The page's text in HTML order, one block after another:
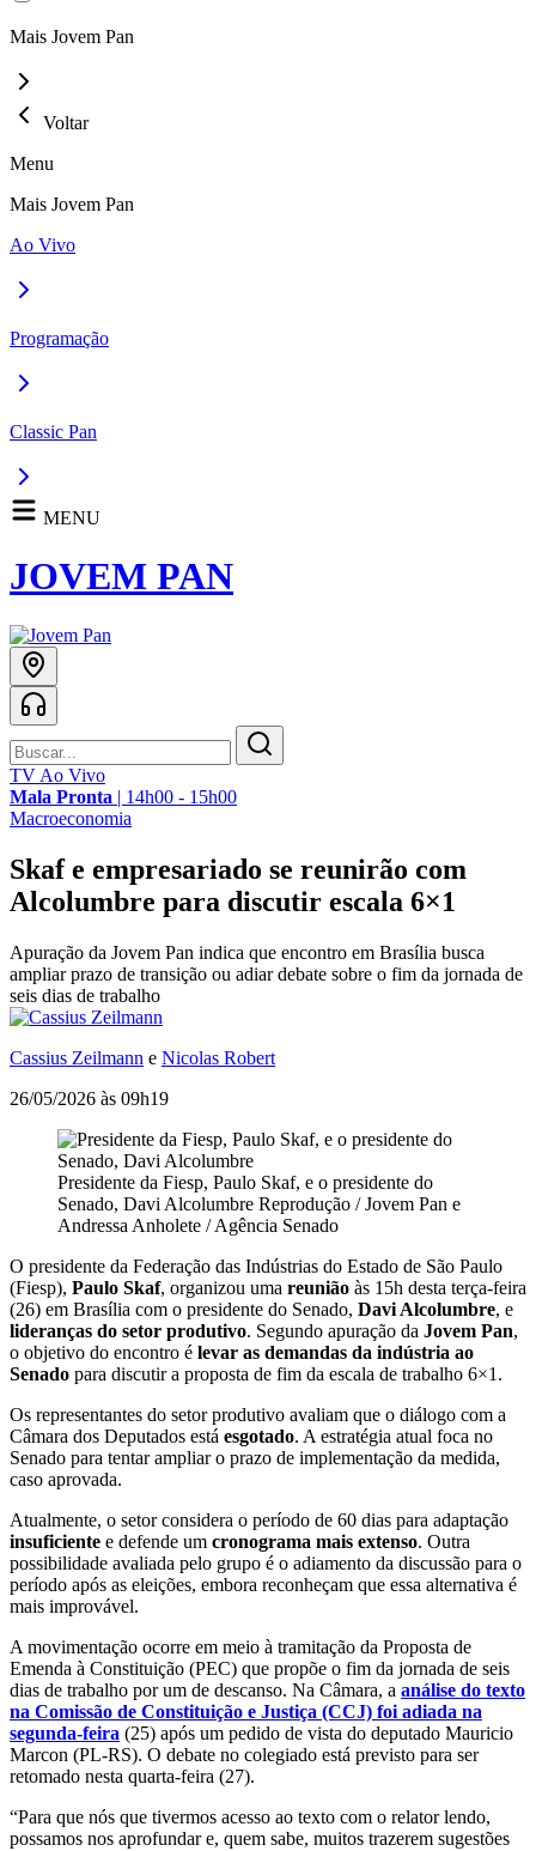
Mais Jovem Pan
Voltar
Menu
Mais Jovem Pan
Ao Vivo
Programação
Classic Pan
MENU
JOVEM PAN
TV Ao Vivo
Mala Pronta | 14h00 - 15h00
Macroeconomia
Skaf e empresariado se reunirão com
Alcolumbre para discutir escala 6×1
Apuração da Jovem Pan indica que encontro em Brasília busca
ampliar prazo de transição ou adiar debate sobre o fim da jornada de
seis dias de trabalho
Cassius Zeilmann e Nicolas Robert
26/05/2026 às 09h19
Presidente da Fiesp, Paulo Skaf, e o presidente do
Senado, Davi Alcolumbre Reprodução / Jovem Pan e
Andressa Anholete / Agência Senado
O presidente da Federação das Indústrias do Estado de São Paulo
(Fiesp), Paulo Skaf, organizou uma reunião às 15h desta terça-feira
(26) em Brasília com o presidente do Senado, Davi Alcolumbre, e
lideranças do setor produtivo. Segundo apuração da Jovem Pan,
o objetivo do encontro é levar as demandas da indústria ao
Senado para discutir a proposta de fim da escala de trabalho 6×1.
Os representantes do setor produtivo avaliam que o diálogo com a
Câmara dos Deputados está esgotado. A estratégia atual foca no
Senado para tentar ampliar o prazo de implementação da medida,
caso aprovada.
Atualmente, o setor considera o período de 60 dias para adaptação
insuficiente e defende um cronograma mais extenso. Outra
possibilidade avaliada pelo grupo é o adiamento da discussão para o
período após as eleições, embora reconheçam que essa alternativa é
mais improvável.
A movimentação ocorre em meio à tramitação da Proposta de
Emenda à Constituição (PEC) que propõe o fim da jornada de seis
dias de trabalho por um de descanso. Na Câmara, a análise do texto
na Comissão de Constituição e Justiça (CCJ) foi adiada na
segunda-feira (25) após um pedido de vista do deputado Mauricio
Marcon (PL-RS). O debate no colegiado está previsto para ser
retomado nesta quarta-feira (27).
“Para que nós que tivermos acesso ao texto com o relator lendo,
possamos nos aprofundar e, quem sabe, muitos trazerem sugestões